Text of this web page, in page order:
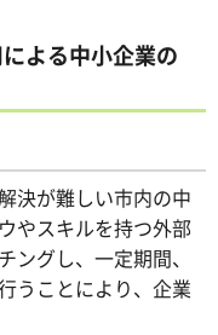
よる中小企業の
決が難しい市内の中
やスキルを持つ外部
グし、一定期間、
うことにより、企業